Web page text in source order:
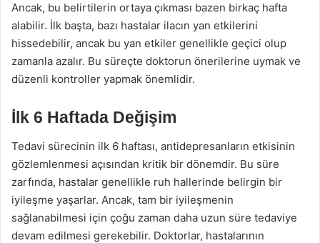
Ancak, bu belirtilerin ortaya çıkması bazen birkaç hafta
alabilir. İlk başta, bazı hastalar ilacın yan etkilerini
hissedebilir, ancak bu yan etkiler genellikle geçici olup
zamanla azalır. Bu süreçte doktorun önerilerine uymak ve
düzenli kontroller yapmak önemlidir.
İlk 6 Haftada Değişim
Tedavi sürecinin ilk 6 haftası, antidepresanların etkisinin
gözlemlenmesi açısından kritik bir dönemdir. Bu süre
zarfında, hastalar genellikle ruh hallerinde belirgin bir
iyileşme yaşarlar. Ancak, tam bir iyileşmenin
sağlanabilmesi için çoğu zaman daha uzun süre tedaviye
devam edilmesi gerekebilir. Doktorlar, hastalarının